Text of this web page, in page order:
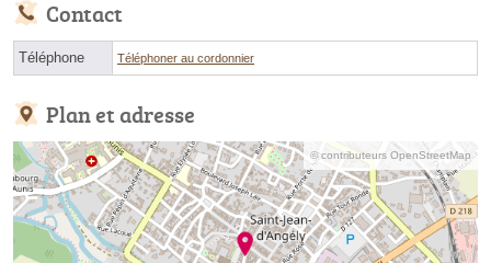
Contact
Téléphone Téléphoner au cordonnier
Plan et adresse
© contributeurs OpenStreetMap